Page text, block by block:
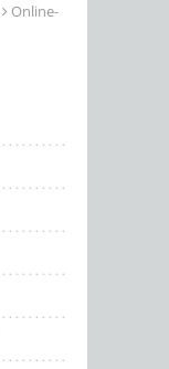
Online-